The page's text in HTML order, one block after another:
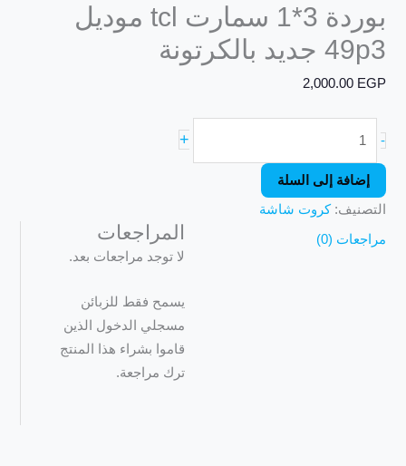
بوردة 3*1 سمارت tcl موديل
49p3 جديد بالكرتونة
2,000.00 EGP
-
+
إضافة إلى السلة
التصنيف:كروت شاشة
مراجعات (0) المراجعات
لا توجد مراجعات بعد.
يسمح فقط للزبائن
مسجلي الدخول الذين
قاموا بشراء هذا المنتج
ترك مراجعة.